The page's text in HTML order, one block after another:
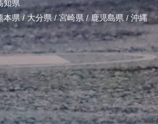
知県
本県/ 大分県/宮崎県 /鹿児島県 / 沖縄